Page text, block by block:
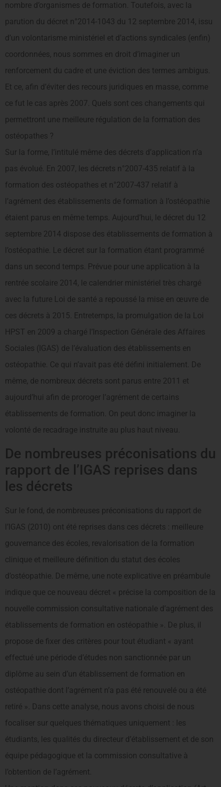
nombre d’organismes de formation. Toutefois, avec la
parution du décret n°2014-1043 du 12 septembre 2014, issu
d’un volontarisme ministériel et d’actions syndicales (enfin)
coordonnées, nous sommes en droit d’imaginer un
renforcement du cadre et une éviction des termes ambigus.
Et ce, afin d’éviter des recours juridiques en masse, comme
ce fut le cas après 2007. Quels sont ces changements qui
permettront une meilleure régulation de la formation des
ostéopathes ?
Sur la forme, l’intitulé même des décrets d’application n’a
pas évolué. En 2007, les décrets n°2007-435 relatif à la
formation des ostéopathes et n°2007-437 relatif à
l’agrément des établissements de formation à l’ostéopathie
étaient parus en même temps. Aujourd’hui, le décret du 12
septembre 2014 dispose des établissements de formation à
l’ostéopathie. Le décret sur la formation étant programmé
dans un second temps. Prévue pour une application à la
rentrée scolaire 2014, le calendrier ministériel très chargé
avec la future Loi de santé a repoussé la mise en œuvre de
ces décrets à 2015. Entretemps, la promulgation de la Loi
HPST en 2009 a chargé l’Inspection Générale des Affaires
Sociales (IGAS) de l’évaluation des établissements en
ostéopathie. Ce qui n’avait pas été défini initialement. De
même, de nombreux décrets sont parus entre 2011 et
aujourd’hui afin de proroger l’agrément de certains
établissements de formation. On peut donc imaginer la
volonté de recadrage instruite au plus haut niveau.
De nombreuses préconisations du
rapport de l’IGAS reprises dans
les décrets
Sur le fond, de nombreuses préconisations du rapport de
l’IGAS (2010) ont été reprises dans ces décrets : meilleure
gouvernance des écoles, revalorisation de la formation
clinique et meilleure définition du statut des écoles
d’ostéopathie. De même, une note explicative en préambule
indique que ce nouveau décret « précise la composition de la
nouvelle commission consultative nationale d’agrément des
établissements de formation en ostéopathie ». De plus, il
propose de fixer des critères pour tout étudiant « ayant
effectué une période d’études non sanctionnée par un
diplôme au sein d’un établissement de formation en
ostéopathie dont l’agrément n’a pas été renouvelé ou a été
retiré ». Dans cette analyse, nous avons choisi de nous
focaliser sur quelques thématiques uniquement : les
étudiants, les qualités du directeur d’établissement et de son
équipe pédagogique et la commission consultative à
l’obtention de l’agrément.